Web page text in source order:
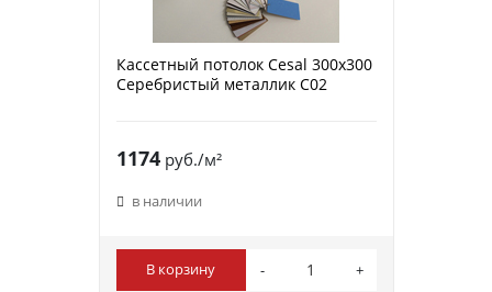
Кассетный потолок Cesal 300х300
Серебристый металлик С02
1174руб./м²
в наличии
В корзину